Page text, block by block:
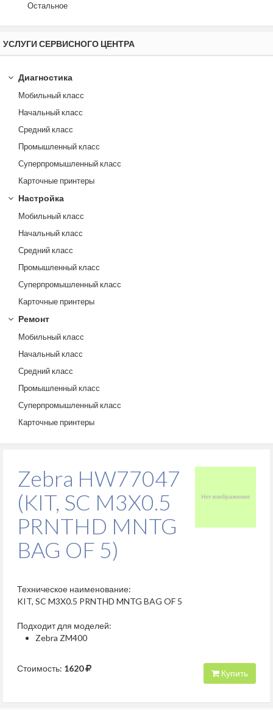
Остальное
УСЛУГИ СЕРВИСНОГО ЦЕНТРА
Диагностика
Мобильный класс
Начальный класс
Средний класс
Промышленный класс
Суперпромышленный класс
Карточные принтеры
Настройка
Мобильный класс
Начальный класс
Средний класс
Промышленный класс
Суперпромышленный класс
Карточные принтеры
Ремонт
Мобильный класс
Начальный класс
Средний класс
Промышленный класс
Суперпромышленный класс
Карточные принтеры
Zebra HW77047
(KIT, SC M3X0.5
PRNTHD MNTG
BAG OF 5)
Техническое наименование:
KIT, SC M3X0.5 PRNTHD MNTG BAG OF 5
Подходит для моделей:
Zebra ZM400
Стоимость: 1620 Купить